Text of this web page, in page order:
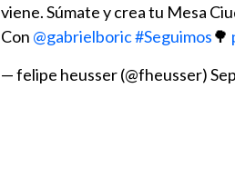
viene. Súmate y crea tu Mesa
Con @gabrielboric#Seguimos🌳
— felipe heusser (@fheusser)